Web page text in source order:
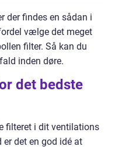
der findes en sådan i
vælge det meget
filter. Så kan du
inden døre.
det bedste
filteret i dit ventilations
det en god idé at